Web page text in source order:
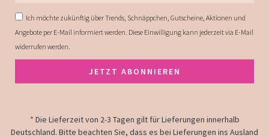
Ich möchte zukünftig über Trends, Schnäppchen, Gutscheine, Aktionen und
Angebote per E-Mail informiert werden. Diese Einwilligung kann jederzeit via E-Mail
widerrufen werden.
JETZT ABONNIEREN
* Die Lieferzeit von 2-3 Tagen gilt für Lieferungen innerhalb
Deutschland. Bitte beachten Sie, dass es bei Lieferungen ins Ausland